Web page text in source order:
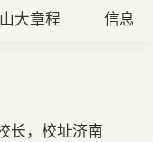
山大章程 信息
长，校址济南